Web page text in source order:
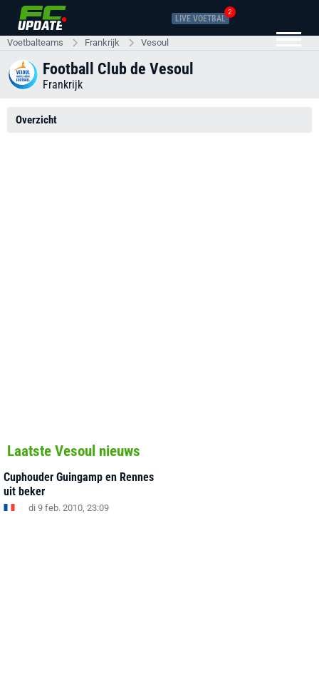
LIVE VOETBAL
2
Voetbalteams Frankrijk Vesoul
Football Club de Vesoul
Frankrijk
Overzicht
Laatste Vesoul nieuws
Cuphouder Guingamp en Rennes
uit beker
di 9 feb. 2010, 23:09